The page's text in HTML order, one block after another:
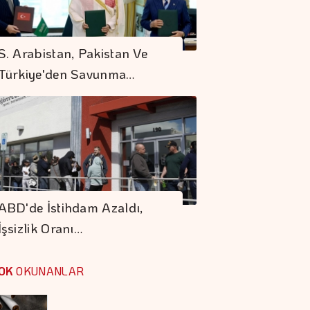
Arabistan, Pakistan Ve
Savunma…
İstihdam Azaldı,
Oranı…
OKUNANLAR
VakıfBank'ın Aktif
Büyüklüğü Yüzde 28
Artışla 5,8 Trilyon
İstanbul'da '5
Dakikada Yaşam'
Modeli
Sigaraya Yeni Zam
Geldi
Karadağ'ı Vizesiz
Avantajlı Tur